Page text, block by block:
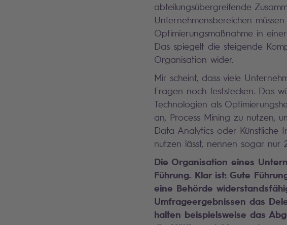
abteilungsübergreifende
Unternehmensbereichen
Optimierungsmaßnahme in
Das spiegelt die steigende
Organisation wider.
Mir scheint, dass viele
Fragen noch feststecken. Das
Technologien als
an, Process Mining zu nutzen,
Data Analytics oder Künstliche
nutzen lässt, nennen sogar nur
Die Organisation eines
Führung. Klar ist: Gute
eine Behörde
Umfrageergebnissen das
halten beispielsweise das